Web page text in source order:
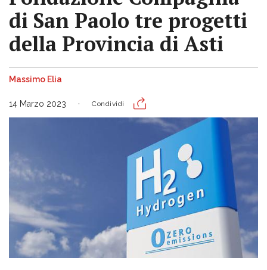
di San Paolo tre progetti
della Provincia di Asti
Massimo Elia
14 Marzo 2023 Condividi